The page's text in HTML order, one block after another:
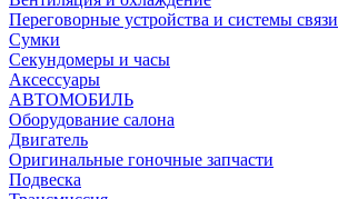
Переговорные устройства и системы связи
Сумки
Секундомеры и часы
Аксессуары
АВТОМОБИЛЬ
Оборудование салона
Двигатель
Оригинальные гоночные запчасти
Подвеска